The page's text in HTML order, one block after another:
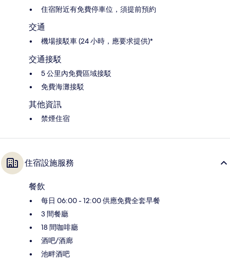
住宿附近有免費停車位，須提前預約
交通
機場接駁車 (24 小時，應要求提供)*
交通接駁
5 公里內免費區域接駁
免費海灘接駁
其他資訊
禁煙住宿
住宿設施服務
餐飲
每日 06:00 - 12:00 供應免費全套早餐
3 間餐廳
18 間咖啡廳
酒吧/酒廊
池畔酒吧